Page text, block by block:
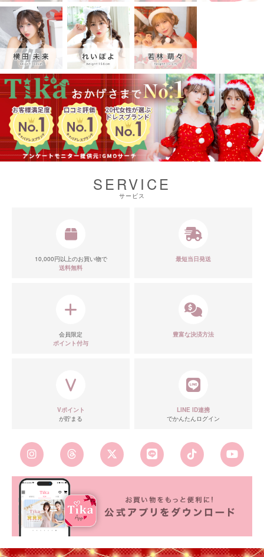
SERVICE
サービス
10,000円以上のお買い物で
送料無料
最短当日発送
会員限定
ポイント付与
豊富な決済方法
Vポイント
が貯まる
LINE ID連携
でかんたんログイン